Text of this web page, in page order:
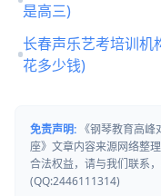
是高三)
长春声乐艺考培训机
花多少钱)
免责声明: 《钢琴教育高
座》文章内容来源网络整
合法权益，请与我们联系
(QQ:2446111314)